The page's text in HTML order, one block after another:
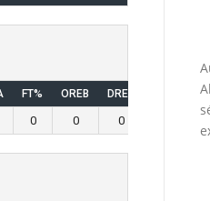
FT% OREB DREB PF
0 0 0